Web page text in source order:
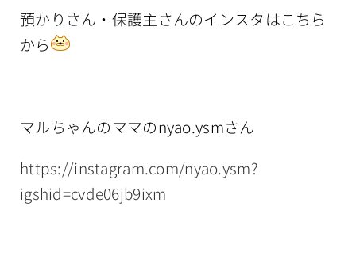
預かりさん・保護主さんのインスタはこちら
から
マルちゃんのママのnyao.ysmさん
https://instagram.com/nyao.ysm?
igshid=cvde06jb9ixm